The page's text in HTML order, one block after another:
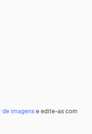
de imagense edite-as com